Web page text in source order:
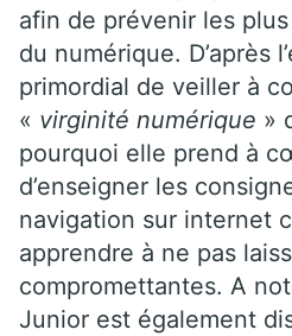
afin de prévenir les
du numérique. D’après
primordial de veiller à
« virginité numérique »
pourquoi elle prend à
d’enseigner les
navigation sur internet
apprendre à ne pas
compromettantes. A
Junior est également